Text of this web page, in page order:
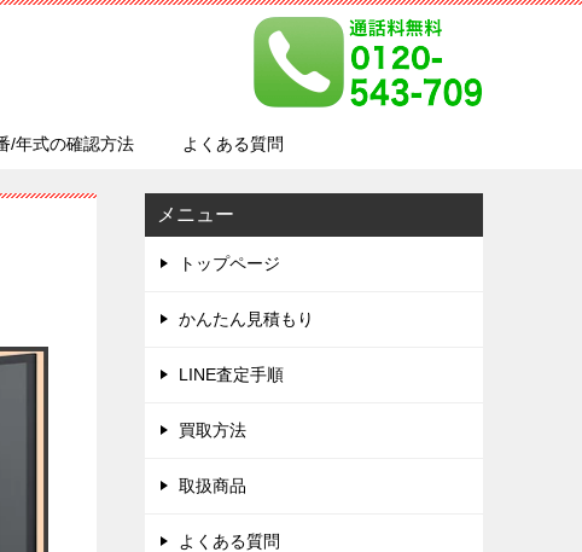
/年式の確認方法 よくある質問
メニュー
トップページ
かんたん見積もり
LINE査定手順
買取方法
取扱商品
よくある質問